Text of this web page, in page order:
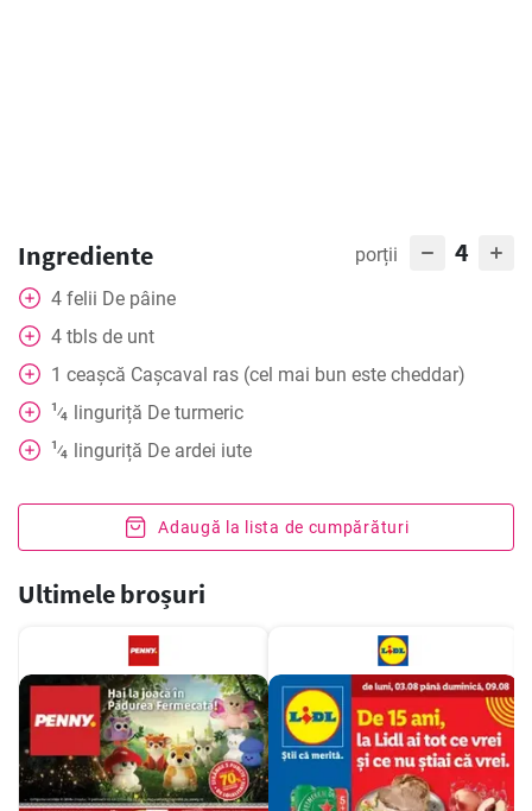
Ingrediente porții 4
4 felii De pâine
4 tbls de unt
1 ceașcă Cașcaval ras (cel mai bun este cheddar)
1⁄4 linguriță De turmeric
1⁄4 linguriță De ardei iute
Adaugă la lista de cumpărături
Ultimele broșuri